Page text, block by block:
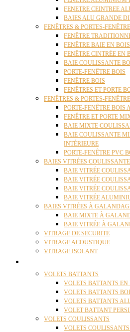
FENETRE CEINTREE
BAIES ALU GRANDE
FENÊTRES & PORTES-
FENÊTRE
FENÊTRE BAIE EN BOIS
FENÊTRE CINTRÉE EN
BAIE COULISSANTE
PORTE-FENÊTRE BOIS
FENÊTRE BOIS
FENÊTRES ET PORTE
FENÊTRES & PORTES-
PORTE-FENÊTRE BOIS
FENÊTRE ET PORTE
BAIE MIXTE
BAIE COULISSANTE
INTÉRIEURE
PORTE-FENÊTRE PVC
BAIES VITRÉES
BAIE VITRÉE
BAIE VITRÉE
BAIE VITRÉE
BAIE VITRÉE
BAIES VITRÉES À
BAIE MIXTE À
BAIE VITRÉE À
VITRAGE DE SECURITE
VITRAGE ACOUSTIQUE
VITRAGE ISOLANT
VOLETS BATTANTS
VOLETS BATTANTS EN
VOLETS BATTANTS
VOLETS BATTANTS
VOLET BATTANT
VOLETS COULISSANTS
VOLETS